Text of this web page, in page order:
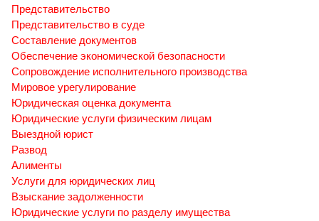
Представительство
Представительство в суде
Составление документов
Обеспечение экономической безопасности
Сопровождение исполнительного производства
Мировое урегулирование
Юридическая оценка документа
Юридические услуги физическим лицам
Выездной юрист
Развод
Алименты
Услуги для юридических лиц
Взыскание задолженности
Юридические услуги по разделу имущества